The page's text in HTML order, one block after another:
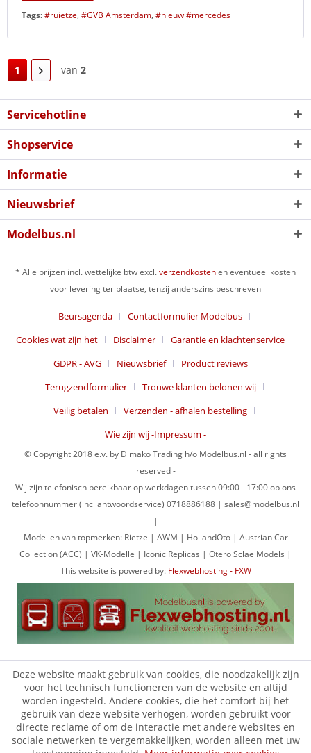
Tags:#ruietze, #GVB Amsterdam, #nieuw #mercedes
1 van 2
Servicehotline
Shopservice
Informatie
Nieuwsbrief
Modelbus.nl
* Alle prijzen incl. wettelijke btw excl.verzendkostenen eventueel kosten
voor levering ter plaatse, tenzij anderszins beschreven
Beursagenda
Contactformulier Modelbus
Cookies wat zijn het
Disclaimer
Garantie en klachtenservice
GDPR - AVG
Nieuwsbrief
Product reviews
Terugzendformulier
Trouwe klanten belonen wij
Veilig betalen
Verzenden - afhalen bestelling
Wie zijn wij -Impressum -
© Copyright 2018 e.v. by Dimako Trading h/o Modelbus.nl - all rights
reserved -
Wij zijn telefonisch bereikbaar op werkdagen tussen 09:00 - 17:00 op ons
telefoonnummer (incl antwoordservice) 0718886188 | sales@modelbus.nl
|
Modellen van topmerken: Rietze | AWM | HollandOto | Austrian Car
Collection (ACC) | VK-Modelle | Iconic Replicas | Otero Sclae Models |
This website is powered by: Flexwebhosting - FXW
Deze website maakt gebruik van cookies, die noodzakelijk zijn
voor het technisch functioneren van de website en altijd
worden ingesteld. Andere cookies, die het comfort bij het
gebruik van deze website verhogen, worden gebruikt voor
directe reclame of om de interactie met andere websites en
sociale netwerken te vergemakkelijken, worden alleen met uw